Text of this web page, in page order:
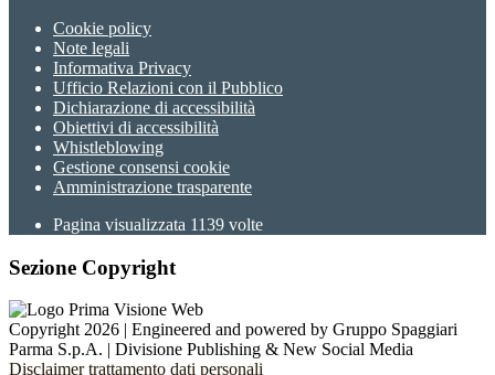
Cookie policy
Note legali
Informativa Privacy
Ufficio Relazioni con il Pubblico
Dichiarazione di accessibilità
Obiettivi di accessibilità
Whistleblowing
Gestione consensi cookie
Amministrazione trasparente
Pagina visualizzata 1139 volte
Sezione Copyright
Copyright 2026 | Engineered and powered by Gruppo Spaggiari
Parma S.p.A. | Divisione Publishing & New Social Media
Disclaimer trattamento dati personali